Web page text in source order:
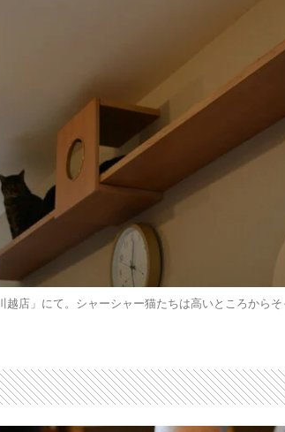
越店」にて。シャーシャー猫たちは高いところから